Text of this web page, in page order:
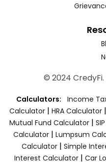
© 2024
Calculators: Income
Calculator | HRA Calculator |
Mutual Fund Calculator |
Calculator | Lumpsum
Calculator| Simple
Interest Calculator| Car